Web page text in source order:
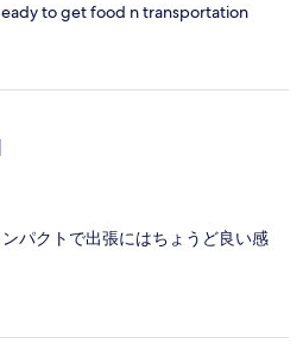
to get food n transportation
パクトで出張にはちょうど良い感